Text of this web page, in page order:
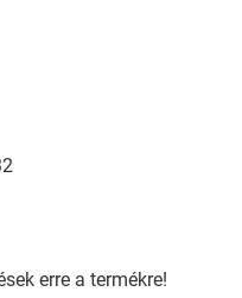
erre a termékre!